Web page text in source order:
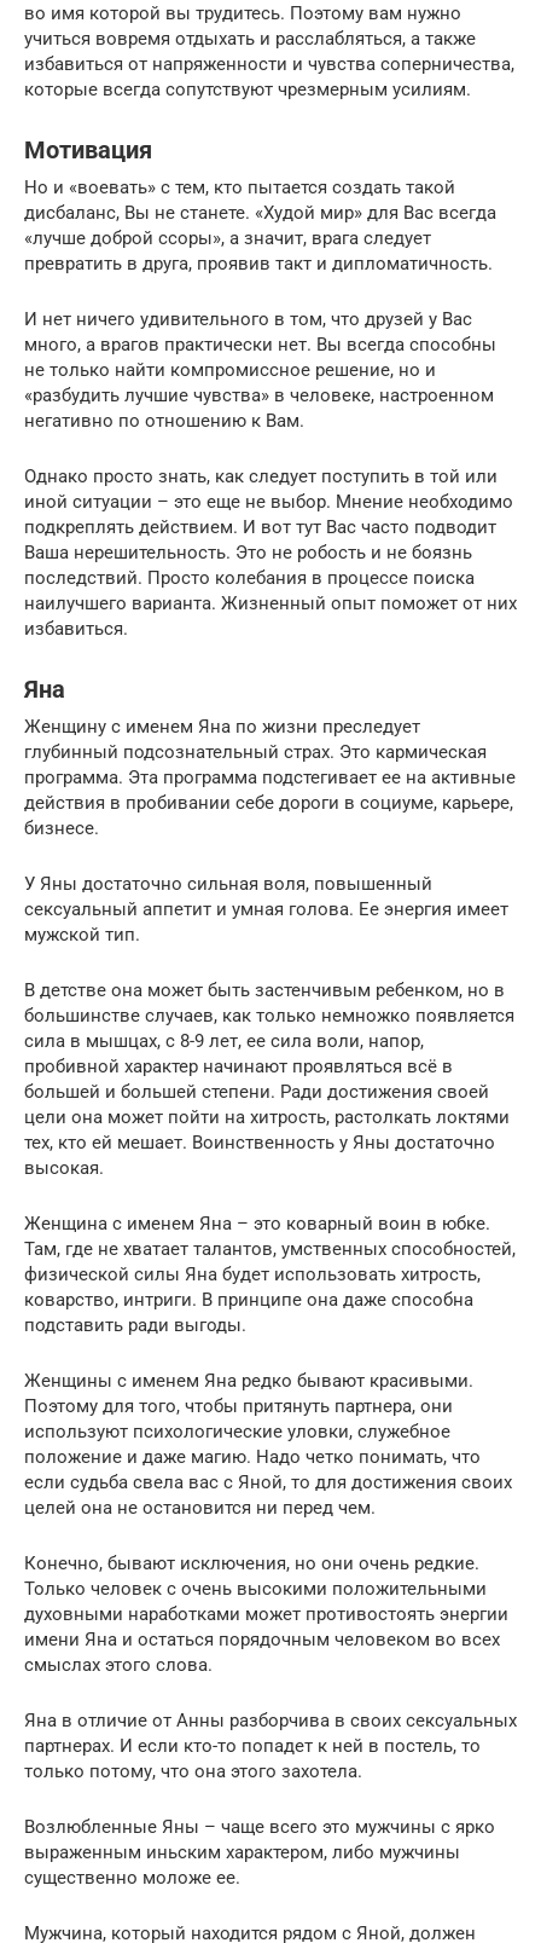
во имя которой вы трудитесь. Поэтому вам нужно
учиться вовремя отдыхать и расслабляться, а также
избавиться от напряженности и чувства соперничества,
которые всегда сопутствуют чрезмерным усилиям.
Мотивация
Но и «воевать» с тем, кто пытается создать такой
дисбаланс, Вы не станете. «Худой мир» для Вас всегда
«лучше доброй ссоры», а значит, врага следует
превратить в друга, проявив такт и дипломатичность.
И нет ничего удивительного в том, что друзей у Вас
много, а врагов практически нет. Вы всегда способны
не только найти компромиссное решение, но и
«разбудить лучшие чувства» в человеке, настроенном
негативно по отношению к Вам.
Однако просто знать, как следует поступить в той или
иной ситуации – это еще не выбор. Мнение необходимо
подкреплять действием. И вот тут Вас часто подводит
Ваша нерешительность. Это не робость и не боязнь
последствий. Просто колебания в процессе поиска
наилучшего варианта. Жизненный опыт поможет от них
избавиться.
Яна
Женщину с именем Яна по жизни преследует
глубинный подсознательный страх. Это кармическая
программа. Эта программа подстегивает ее на активные
действия в пробивании себе дороги в социуме, карьере,
бизнесе.
У Яны достаточно сильная воля, повышенный
сексуальный аппетит и умная голова. Ее энергия имеет
мужской тип.
В детстве она может быть застенчивым ребенком, но в
большинстве случаев, как только немножко появляется
сила в мышцах, с 8-9 лет, ее сила воли, напор,
пробивной характер начинают проявляться всё в
большей и большей степени. Ради достижения своей
цели она может пойти на хитрость, растолкать локтями
тех, кто ей мешает. Воинственность у Яны достаточно
высокая.
Женщина с именем Яна – это коварный воин в юбке.
Там, где не хватает талантов, умственных способностей,
физической силы Яна будет использовать хитрость,
коварство, интриги. В принципе она даже способна
подставить ради выгоды.
Женщины с именем Яна редко бывают красивыми.
Поэтому для того, чтобы притянуть партнера, они
используют психологические уловки, служебное
положение и даже магию. Надо четко понимать, что
если судьба свела вас с Яной, то для достижения своих
целей она не остановится ни перед чем.
Конечно, бывают исключения, но они очень редкие.
Только человек с очень высокими положительными
духовными наработками может противостоять энергии
имени Яна и остаться порядочным человеком во всех
смыслах этого слова.
Яна в отличие от Анны разборчива в своих сексуальных
партнерах. И если кто-то попадет к ней в постель, то
только потому, что она этого захотела.
Возлюбленные Яны – чаще всего это мужчины с ярко
выраженным иньским характером, либо мужчины
существенно моложе ее.
Мужчина, который находится рядом с Яной, должен